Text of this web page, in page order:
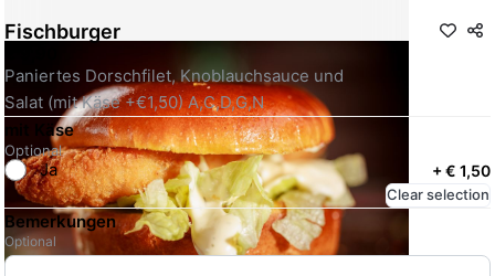
Fischburger
Paniertes Dorschfilet, Knoblauchsauce und
Salat (mit Käse +€1,50) A,C,D,G,N
mit Käse
Optional
Ja +€ 1,50
Clear selection
Bemerkungen
Optional